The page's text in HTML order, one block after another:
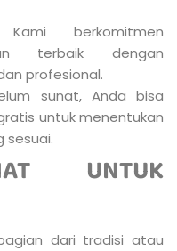
berkomitmen
terbaik dengan
profesional.
sunat, Anda bisa
untuk menentukan
sesuai.
UNTUK
dari tradisi atau